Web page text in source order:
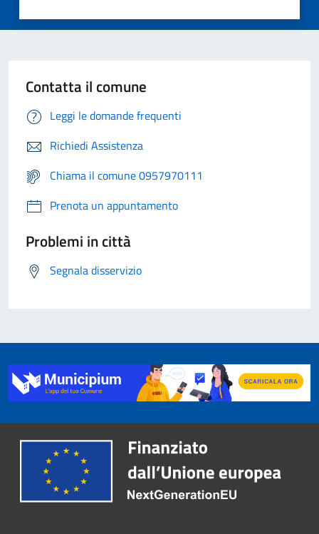
Contatta il comune
Leggi le domande frequenti
Richiedi Assistenza
Chiama il comune 0957970111
Prenota un appuntamento
Problemi in città
Segnala disservizio